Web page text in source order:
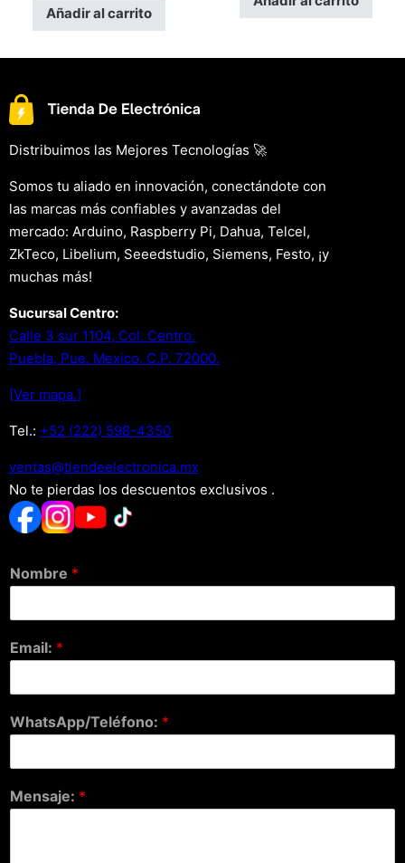
Añadir al carrito
Distribuimos las Mejores Tecnologías 🚀
Somos tu aliado en innovación, conectándote con
las marcas más confiables y avanzadas del
mercado: Arduino, Raspberry Pi, Dahua, Telcel,
ZkTeco, Libelium, Seeedstudio, Siemens, Festo, ¡y
muchas más!
Sucursal Centro:
Calle 3 sur 1104, Col. Centro.
Puebla, Pue. Mexico. C.P. 72000.
[Ver mapa.]
Tel.: +52 (222) 598-4350
xm.acinortceleedneit@satnev
No te pierdas los descuentos exclusivos .
Nombre *
Email: *
WhatsApp/Teléfono: *
Mensaje: *